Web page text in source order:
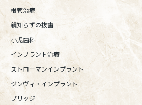
根管治療
親知らずの抜歯
小児歯科
インプラント治療
ストローマンインプラント
ジンヴィ・インプラント
ブリッジ